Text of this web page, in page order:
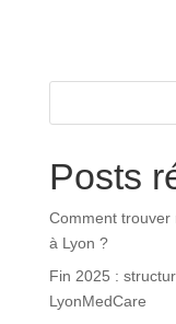
Posts
Comment trouver
à Lyon ?
Fin 2025 :
LyonMedCare